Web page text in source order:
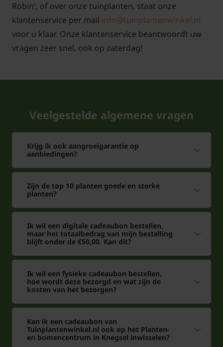
Let op!
De pot is NIET meegerekend bij de hoogtemaat
van de plant. Het is de daadwerkelijke hoogte
omdat de glansmispel haag al in mei bloeit met witte
bloemen kunt u daar elk voorjaar van genieten.
Snoeien kunt u met een snoeischaar doen waarbij u
wat scheuten terug knipt maar misschien nog wel
gemakkelijker is het scheren van de plant of haag
met een heggenschaar. En hoe vaker u snoeit, des te
vaker de tuinplant uitschiet met nieuwe, vuurrode
bladeren! Let wel op dat u niet te laat in het jaar nog
snoeit en ook in de winter zelf kunt u beter niet
snoeien.
Tijdens de wintermaanden kan de Photinia een deel
van het oude blad afstoten om ruimte te maken
voor de nieuwe lichting. Geen zorgen dus, er komt
snel nieuw blad voor terug. Zeker omdat
Robin', of over onze tuinplanten, staat onze
klantenservice per mail info@tuinplantenwinkel.nl
voor u klaar. Onze klantenservice beantwoordt uw
vragen zeer snel, ook op zaterdag!
Veelgestelde algemene vragen
Krijg ik ook aangroeigarantie op
aanbiedingen?
Zijn de top 10 planten goede en sterke
planten?
Ik wil een digitale cadeaubon bestellen,
maar het totaalbedrag van mijn bestelling
blijft onder de €50,00. Kan dit?
Ik wil een fysieke cadeaubon bestellen,
hoe wordt deze bezorgd en wat zijn de
kosten van het bezorgen?
Kan ik een cadeaubon van
Tuinplantenwinkel.nl ook op het Planten-
en bomencentrum in Knegsel inwisselen?